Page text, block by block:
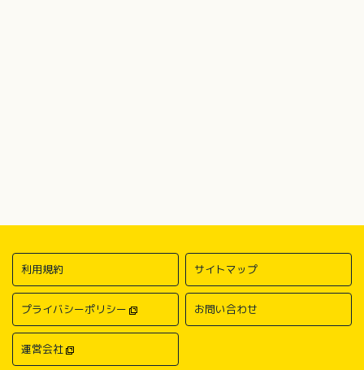
利用規約 サイトマップ
プライバシーポリシー お問い合わせ
運営会社